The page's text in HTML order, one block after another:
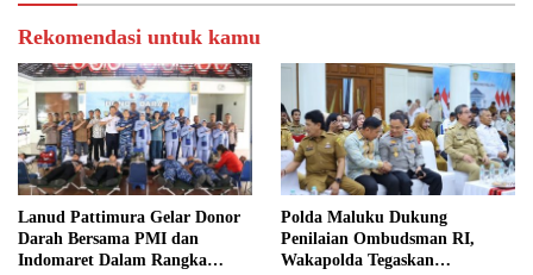
Rekomendasi untuk kamu
Lanud Pattimura Gelar Donor
Darah Bersama PMI dan
Indomaret Dalam Rangka
Polda Maluku Dukung
Penilaian Ombudsman RI,
Wakapolda Tegaskan